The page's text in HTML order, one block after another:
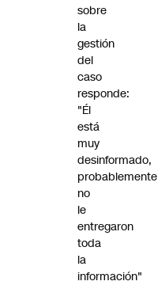
sobre
la
gestión
del
caso
responde:
"Él
está
muy
desinformado,
probablemente
no
le
entregaron
toda
la
información"